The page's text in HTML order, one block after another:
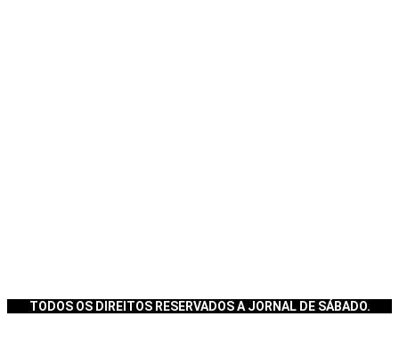
TODOS OS DIREITOS RESERVADOS A JORNAL DE SÁBADO.